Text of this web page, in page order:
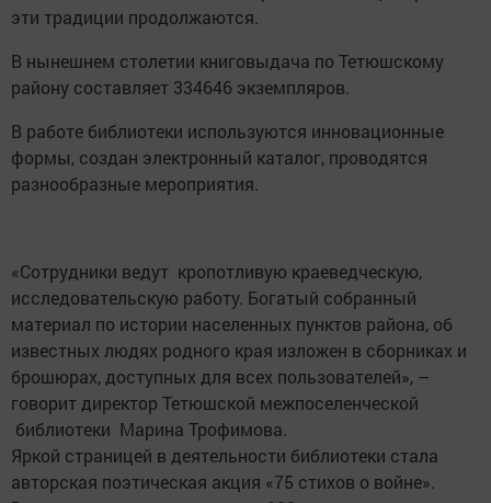
эти традиции ­продолжаются.
В нынешнем столетии книговыдача по Тетюшскому
району составляет 334646 экземпляров.
В работе библиотеки используются инновационные
формы, создан электронный каталог, проводятся
разнообразные ­мероприятия.
«Сотрудники ведут кропотливую краеведческую,
исследовательскую работу. ­Богатый ­собранный
материал по истории населенных пунктов рай­она, об
известных людях ­родного края изложен в сборниках и
брошюрах, доступных для всех пользователей», –
говорит директор Тетюшской межпоселенческой
библиотеки ­ ­Марина ­Трофимова.
Яркой страницей в деятельнос­ти библиотеки стала
авторская поэтическая акция «75 стихов о войне».